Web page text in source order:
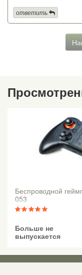
ответить
Беспроводной
053
Больше не
выпускается